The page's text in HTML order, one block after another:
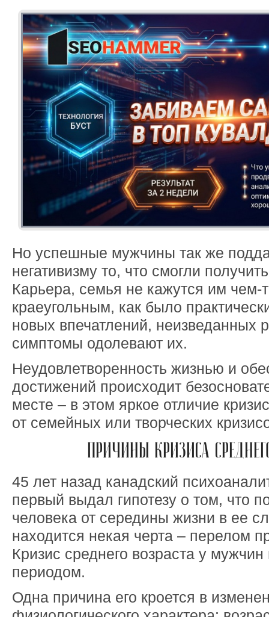
Но успешные мужчины так же
негативизму то, что смогли
Карьера, семья не кажутся им
краеугольным, как было
новых впечатлений, неизведанных
симптомы одолевают их.
Неудовлетворенность жизнью и
достижений происходит
месте – в этом яркое отличие
от семейных или творческих
ПРИЧИНЫ КРИЗИСА
45 лет назад канадский
первый выдал гипотезу о том, что
человека от середины жизни в ее
находится некая черта – перелом
Кризис среднего возраста у
периодом.
Одна причина его кроется в